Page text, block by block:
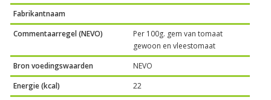
Fabrikantnaam
Commentaarregel (NEVO)
Per 100g. gem van tomaat
gewoon en vleestomaat
Bron voedingswaarden
NEVO
Energie (kcal)
22